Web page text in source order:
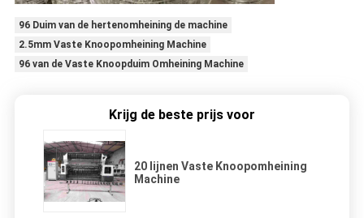
96 Duim van de hertenomheining de machine
2.5mm Vaste Knoopomheining Machine
96 van de Vaste Knoopduim Omheining Machine
Krijg de beste prijs voor
20 lijnen Vaste Knoopomheining
Machine